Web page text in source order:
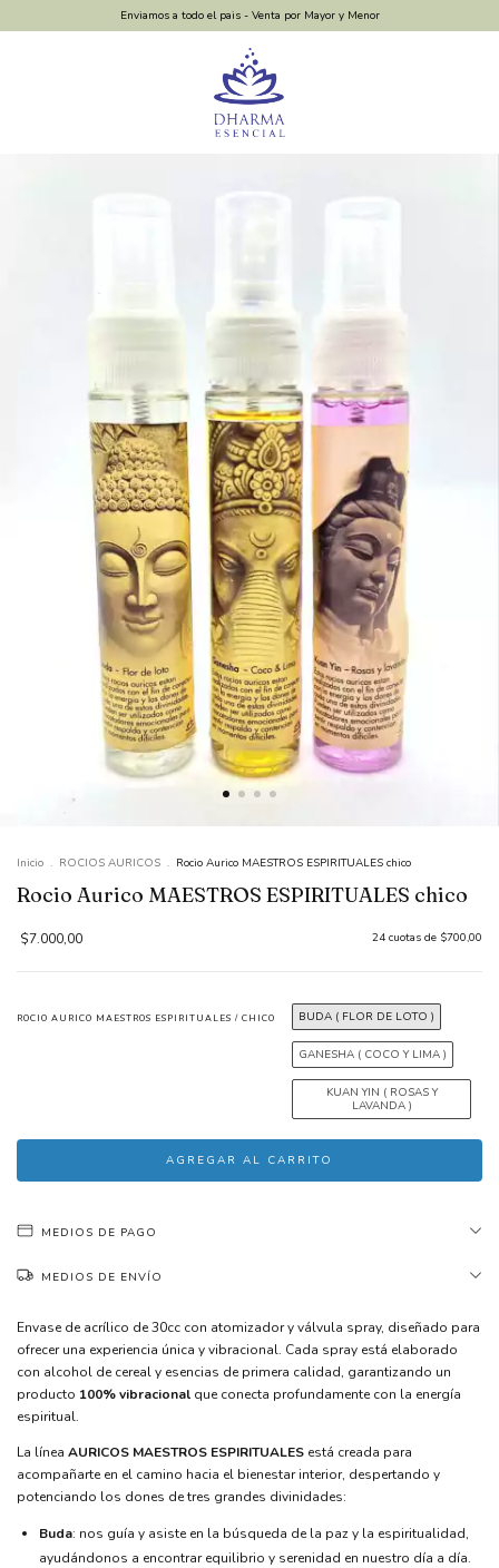
Enviamos a todo el pais - Venta por Mayor y Menor
Inicio . ROCIOS AURICOS . Rocio Aurico MAESTROS ESPIRITUALES chico
Rocio Aurico MAESTROS ESPIRITUALES chico
$7.000,00 24 cuotas de $700,00
ROCIO AURICO MAESTROS ESPIRITUALES / CHICO BUDA ( FLOR DE LOTO )
GANESHA ( COCO Y LIMA )
KUAN YIN ( ROSAS Y
LAVANDA )
MEDIOS DE PAGO
MEDIOS DE ENVÍO
Envase de acrílico de 30cc con atomizador y válvula spray, diseñado para
ofrecer una experiencia única y vibracional. Cada spray está elaborado
con alcohol de cereal y esencias de primera calidad, garantizando un
producto 100% vibracional que conecta profundamente con la energía
espiritual.
La línea AURICOS MAESTROS ESPIRITUALES está creada para
acompañarte en el camino hacia el bienestar interior, despertando y
potenciando los dones de tres grandes divinidades:
Buda: nos guía y asiste en la búsqueda de la paz y la espiritualidad,
ayudándonos a encontrar equilibrio y serenidad en nuestro día a día.